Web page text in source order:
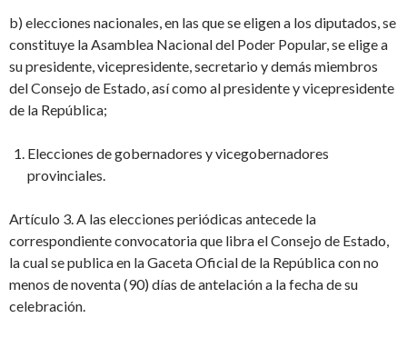
b) elecciones nacionales, en las que se eligen a los diputados, se
constituye la Asamblea Nacional del Poder Popular, se elige a
su presidente, vicepresidente, secretario y demás miembros
del Consejo de Estado, así como al presidente y vicepresidente
de la República;
Elecciones de gobernadores y vicegobernadores
provinciales.
Artículo 3. A las elecciones periódicas antecede la
correspondiente convocatoria que libra el Consejo de Estado,
la cual se publica en la Gaceta Oficial de la República con no
menos de noventa (90) días de antelación a la fecha de su
celebración.